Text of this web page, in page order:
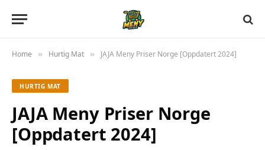
Home » Hurtig Mat » JAJA Meny Priser Norge [Oppdatert 2024]
HURTIG MAT
JAJA Meny Priser Norge
[Oppdatert 2024]